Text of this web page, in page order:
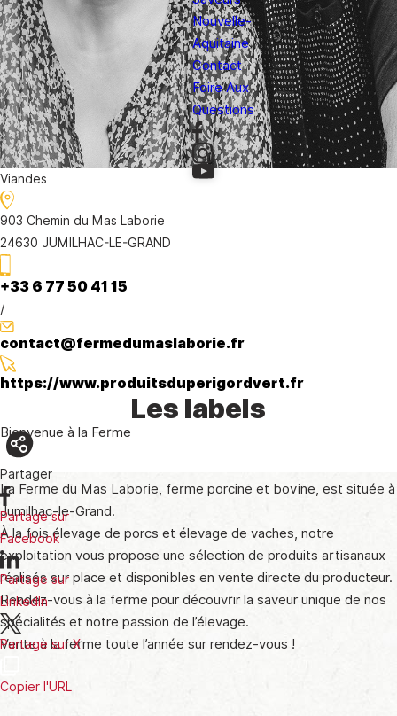
Nouvelle-
Aquitaine
Contact
Foire Aux
Questions
Viandes
903 Chemin du Mas Laborie
24630 JUMILHAC-LE-GRAND
+33 6 77 50 41 15
/
contact@fermedumaslaborie.fr
https://www.produitsduperigordvert.fr
Les labels
Bienvenue à la Ferme
La Ferme du Mas Laborie, ferme porcine et bovine, est située à
Jumilhac-le-Grand.
À la fois élevage de porcs et élevage de vaches, notre
exploitation vous propose une sélection de produits artisanaux
réalisés sur place et disponibles en vente directe du producteur.
Rendez-vous à la ferme pour découvrir la saveur unique de nos
spécialités et notre passion de l’élevage.
Vente à la ferme toute l’année sur rendez-vous !
Partager
Partage sur
Facebook
Partage sur
LinkedIn
Partage sur X
Copier l'URL